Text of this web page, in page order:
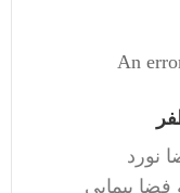
An
نورد
پیمایی